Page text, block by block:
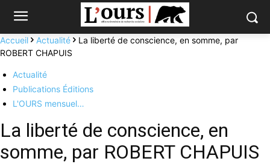
Accueil Actualité
La liberté de conscience, en somme, par
ROBERT CHAPUIS
Actualité
Publications Éditions
L'OURS mensuel…
La liberté de conscience, en
somme, par ROBERT CHAPUIS